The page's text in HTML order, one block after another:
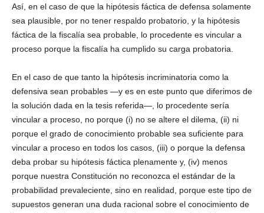
Así, en el caso de que la hipótesis fáctica de defensa solamente
sea plausible, por no tener respaldo probatorio, y la hipótesis
fáctica de la fiscalía sea probable, lo procedente es vincular a
proceso porque la fiscalía ha cumplido su carga probatoria.
En el caso de que tanto la hipótesis incriminatoria como la
defensiva sean probables —y es en este punto que diferimos de
la solución dada en la tesis referida—, lo procedente sería
vincular a proceso, no porque (i) no se altere el dilema, (ii) ni
porque el grado de conocimiento probable sea suficiente para
vincular a proceso en todos los casos, (iii) o porque la defensa
deba probar su hipótesis fáctica plenamente y, (iv) menos
porque nuestra Constitución no reconozca el estándar de la
probabilidad prevaleciente, sino en realidad, porque este tipo de
supuestos generan una duda racional sobre el conocimiento de